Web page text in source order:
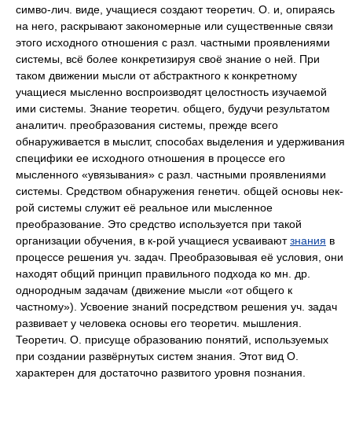
симво-лич. виде, учащиеся создают теоретич. О. и, опираясь
на него, раскрывают закономерные или существенные связи
этого исходного отношения с разл. частными проявлениями
системы, всё более конкретизируя своё знание о ней. При
таком движении мысли от абстрактного к конкретному
учащиеся мысленно воспроизводят целостность изучаемой
ими системы. Знание теоретич. общего, будучи результатом
аналитич. преобразования системы, прежде всего
обнаруживается в мыслит, способах выделения и удерживания
специфики ее исходного отношения в процессе его
мысленного «увязывания» с разл. частными проявлениями
системы. Средством обнаружения генетич. общей основы нек-
рой системы служит её реальное или мысленное
преобразование. Это средство используется при такой
организации обучения, в к-рой учащиеся усваиваютзнания в
процессе решения уч. задач. Преобразовывая её условия, они
находят общий принцип правильного подхода ко мн. др.
однородным задачам (движение мысли «от общего к
частному»). Усвоение знаний посредством решения уч. задач
развивает у человека основы его теоретич. мышления.
Теоретич. О. присуще образованию понятий, используемых
при создании развёрнутых систем знания. Этот вид О.
характерен для достаточно развитого уровня познания.